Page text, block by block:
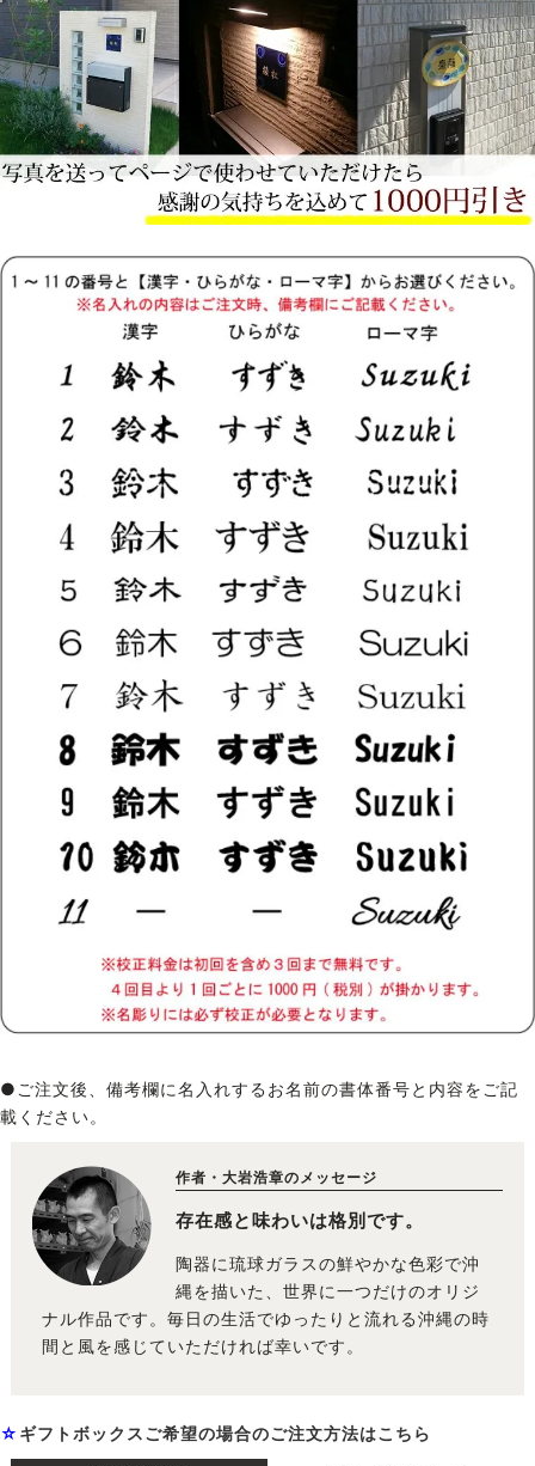
●ご注文後、備考欄に名入れするお名前の書体番号と内容をご記
載ください。
作者・大岩浩章のメッセージ
存在感と味わいは格別です。
陶器に琉球ガラスの鮮やかな色彩で沖
縄を描いた、世界に一つだけのオリジ
ナル作品です。毎日の生活でゆったりと流れる沖縄の時
間と風を感じていただければ幸いです。
☆ ギフトボックスご希望の場合のご注文方法はこちら